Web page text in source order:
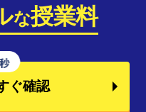
な授業料
ぐ確認